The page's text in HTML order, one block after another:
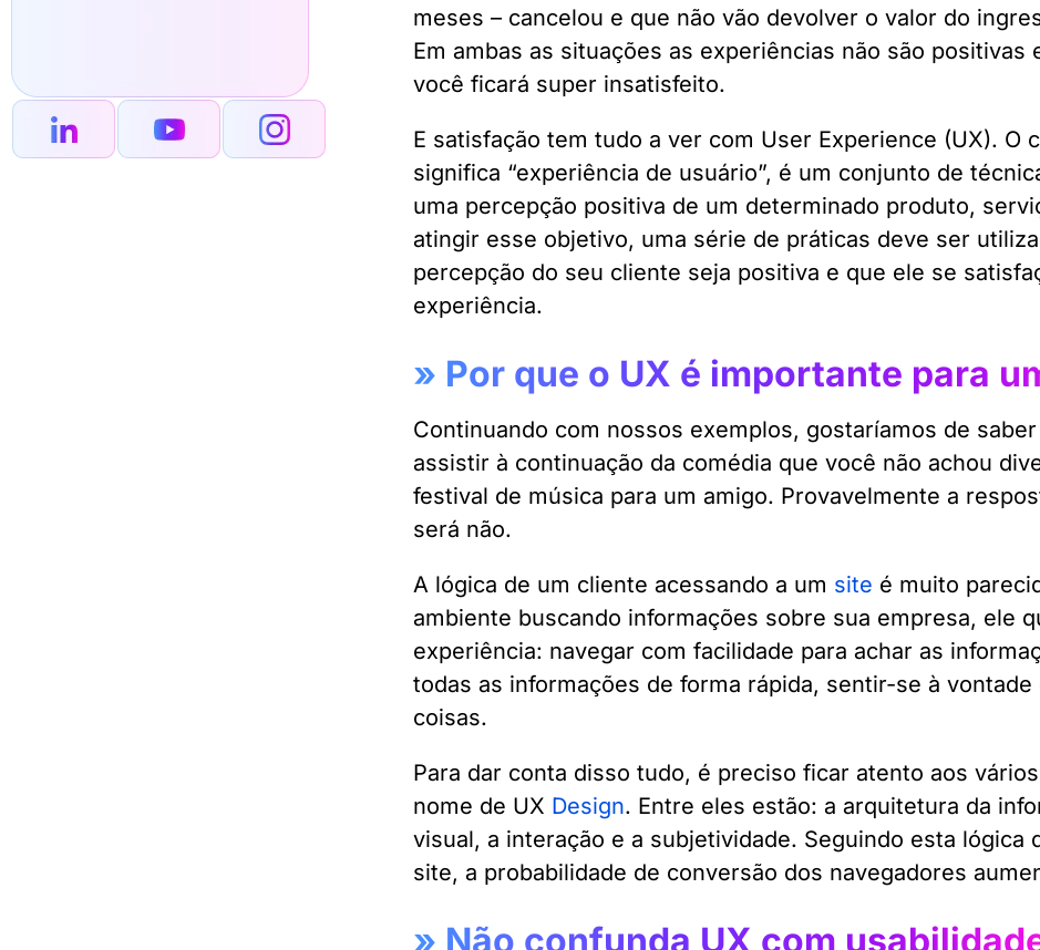
meses –cancelou e que não vão devolver o valor do
Em ambas as situações as experiências não são positivas
você ficará super insatisfeito.
E satisfação tem tudo a ver com User Experience (UX). O
significa “experiência de usuário”, é um conjunto de
uma percepção positiva de um determinado produto,
atingir esse objetivo, uma série de práticas deve ser
percepção do seu cliente seja positiva e que ele se
experiência.
» Por que o UX é importante para
Continuando com nossos exemplos, gostaríamos de
assistir à continuação da comédia que você não achou
festival de música para um amigo. Provavelmente a
será não.
A lógica de um cliente acessando a um site é muito
ambiente buscando informações sobre sua empresa, ele
experiência: navegar com facilidade para achar as
todas as informações de forma rápida, sentir-se à
coisas.
Para dar conta disso tudo, é preciso ficar atento aos
nome de UX Design. Entre eles estão: a arquitetura da
visual, a interação e a subjetividade. Seguindo esta lógica
site, a probabilidade de conversão dos navegadores
» Não confunda UX com